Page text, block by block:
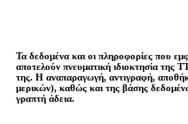
Τα δεδομένα και οι πληροφορίες που
αποτελούν πνευματική ιδιοκτησία της
της. Η αναπαραγωγή, αντιγραφή,
μερικών), καθώς και της βάσης
γραπτή άδεια.